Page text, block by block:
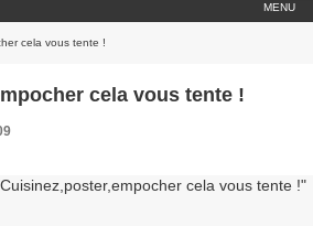
MENU
cela vous tente !
cela vous tente !